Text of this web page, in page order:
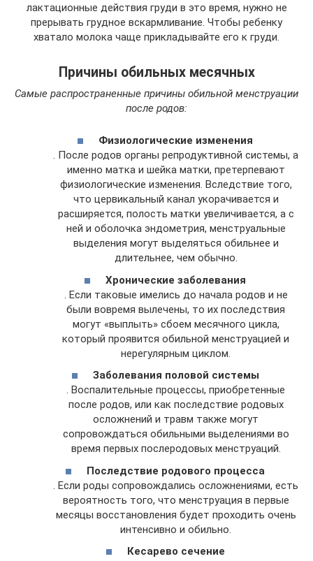
лактационные действия груди в это время, нужно не
прерывать грудное вскармливание. Чтобы ребенку
хватало молока чаще прикладывайте его к груди.
Причины обильных месячных
Самые распространенные причины обильной менструации
после родов:
Физиологические изменения
. После родов органы репродуктивной системы, а
именно матка и шейка матки, претерпевают
физиологические изменения. Вследствие того,
что цервикальный канал укорачивается и
расширяется, полость матки увеличивается, а с
ней и оболочка эндометрия, менструальные
выделения могут выделяться обильнее и
длительнее, чем обычно.
Хронические заболевания
. Если таковые имелись до начала родов и не
были вовремя вылечены, то их последствия
могут «выплыть» сбоем месячного цикла,
который проявится обильной менструацией и
нерегулярным циклом.
Заболевания половой системы
. Воспалительные процессы, приобретенные
после родов, или как последствие родовых
осложнений и травм также могут
сопровождаться обильными выделениями во
время первых послеродовых менструаций.
Последствие родового процесса
. Если роды сопровождались осложнениями, есть
вероятность того, что менструация в первые
месяцы восстановления будет проходить очень
интенсивно и обильно.
Кесарево сечение